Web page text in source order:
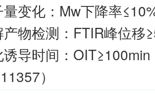
变化：Mw下降率
物检测：FTIR峰位移
导时间：OIT≥100min
）